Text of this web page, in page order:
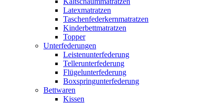
Latexmatratzen
Taschenfederkernmatratzen
Kinderbettmatratzen
Topper
Unterfederungen
Leistenunterfederung
Tellerunterfederung
Flügelunterfederung
Boxspringunterfederung
Bettwaren
Kissen